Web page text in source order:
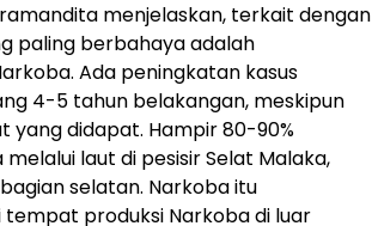
menjelaskan, terkait dengan
paling berbahaya adalah
Ada peningkatan kasus
4-5 tahun belakangan, meskipun
didapat. Hampir 80-90%
laut di pesisir Selat Malaka,
selatan. Narkoba itu
produksi Narkoba di luar